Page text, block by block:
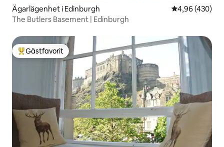
Ägarlägenhet i Edinburgh 4,96 av 5 i
4,96 (430)
The Butlers Basement | Edinburgh
Populär gästfavorit
Gästfavorit